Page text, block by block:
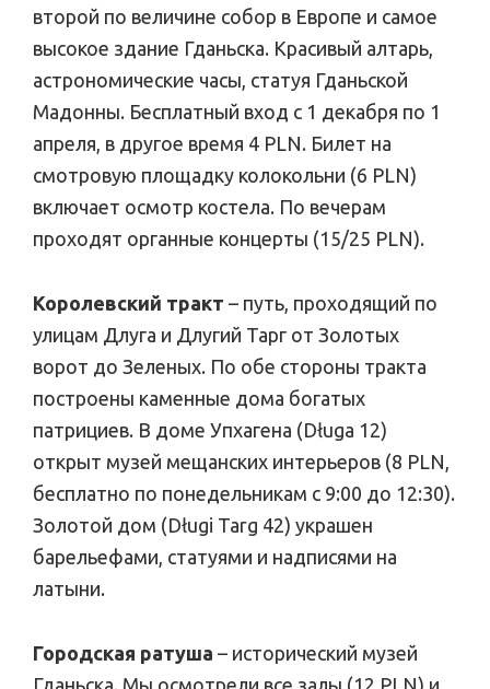
второй по величине собор в Европе и самое
высокое здание Гданьска. Красивый алтарь,
астрономические часы, статуя Гданьской
Мадонны. Бесплатный вход с 1 декабря по 1
апреля, в другое время 4 PLN. Билет на
смотровую площадку колокольни (6 PLN)
включает осмотр костела. По вечерам
проходят органные концерты (15/25 PLN).
Королевский тракт – путь, проходящий по
улицам Длуга и Длугий Тарг от Золотых
ворот до Зеленых. По обе стороны тракта
построены каменные дома богатых
патрициев. В доме Упхагена (Długa 12)
открыт музей мещанских интерьеров (8 PLN,
бесплатно по понедельникам с 9:00 до 12:30).
Золотой дом (Długi Targ 42) украшен
барельефами, статуями и надписями на
латыни.
Городская ратуша – исторический музей
Гданьска. Мы осмотрели все залы (12 PLN) и